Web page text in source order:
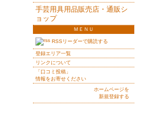
手芸用具用品販売店・通販シ
ョップ
ＭＥＮＵ
RSSリーダーで購読する
登録エリア一覧
リンクについて
「口コミ投稿」
情報をお寄せください
ホームページを
新規登録する